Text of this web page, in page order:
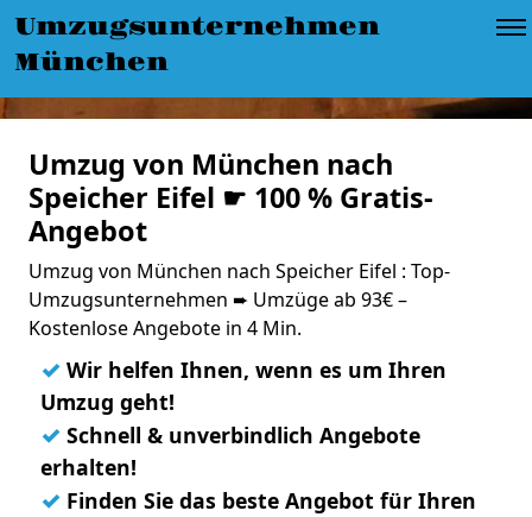
Umzugsunternehmen
München
Umzug von München nach
Speicher Eifel ☛ 100 % Gratis-
Angebot
Umzug von München nach Speicher Eifel : Top-
Umzugsunternehmen ➨ Umzüge ab 93€ –
Kostenlose Angebote in 4 Min.
✓ Wir helfen Ihnen, wenn es um Ihren
Umzug geht!
✓ Schnell & unverbindlich Angebote
erhalten!
✓ Finden Sie das beste Angebot für Ihren